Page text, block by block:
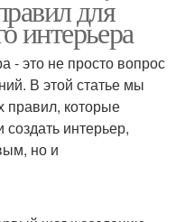
для
интерьера
- это не просто вопрос
В этой статье мы
правил, которые
интерьер,
но и